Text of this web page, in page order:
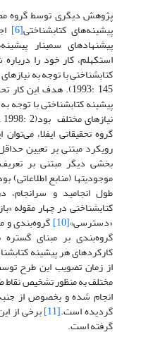
پژوهش دیگری توسط گروه
پیشینه‌های کتابشناختی[6]
استکهلم، کار خود را
1993: 145). هدف این
پیشینه کتابشناختی با توجه
گروه تحقیقاتی ایفلا،
رویکرد مبتنی بر تعیین
بخشی دیگر مبتنی بر
موجودیتها (منابع
کتابشناختی در چهار مقوله
«دسترسی»[10] گروه‌بندی و
گروه‌بندی بر مبنای
کارکردهای هر پیشینه
از زمان تصویب این طرح
مختلف به منظور تشخیص
انجام شده و بخصوص از
گردیده است.[11] برخی از
گرفته است.